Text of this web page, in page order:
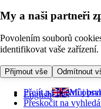
My a naši partneři
Povolením souborů
identifikovat vaše zařízení.
Přijmout vše Odmítnout
Přejít na hlavní
Přeskočit na
English Můj